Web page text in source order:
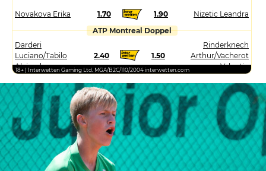
Novakova Erika 1.70 1.90
Nizetic Leandra
ATP Montreal Doppel
Darderi
Luciano/Tabilo
Alejandro
2.40 1.50
Rinderknech
Arthur/Vacherot
Valentin
18+ | Interwetten Gaming Ltd. MGA/B2C/110/2004 interwetten.com